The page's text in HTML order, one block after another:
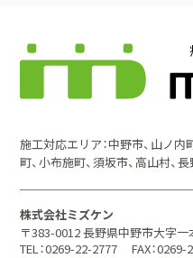
施工対応エリア：中野市、山ノ内
町、小布施町、須坂市、高山村、
株式会社ミズケン
〒383-0012 長野県中野市大字一
TEL：0269-22-2777
FAX：